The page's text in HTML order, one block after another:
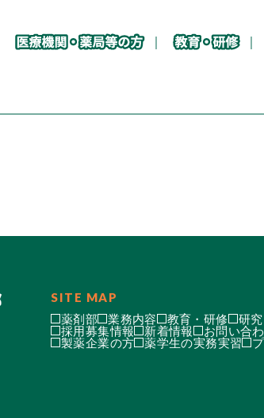
SITE MAP
薬剤部 業務内容 教育・研修 研
採用募集情報
新着情報 お問い合
製薬企業の方
薬学生の実務実習